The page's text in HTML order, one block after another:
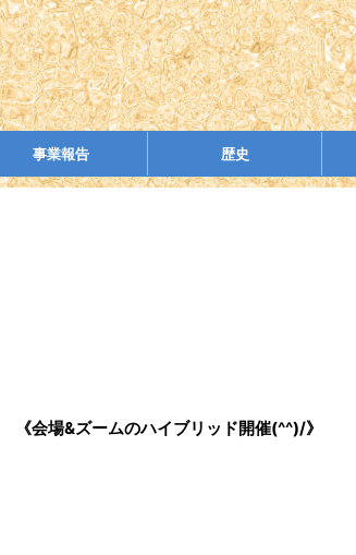
事業報告 歴史
《会場&ズームのハイブリッド開催(^^)/》